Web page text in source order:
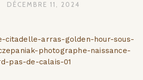
DÉCEMBRE 11, 2024